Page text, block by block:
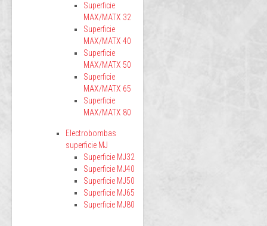
Superficie
MAX/MATX 32
Superficie
MAX/MATX 40
Superficie
MAX/MATX 50
Superficie
MAX/MATX 65
Superficie
MAX/MATX 80
Electrobombas
superficie MJ
Superficie MJ32
Superficie MJ40
Superficie MJ50
Superficie MJ65
Superficie MJ80